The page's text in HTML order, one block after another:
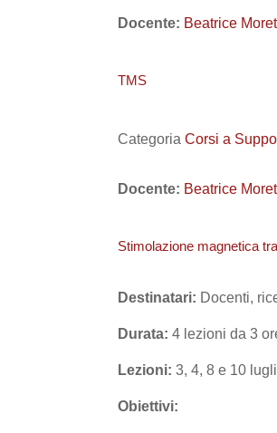
Docente: Beatrice Moret
TMS
Categoria Corsi a
Docente: Beatrice Moret
Stimolazione magnetica
Destinatari: Docenti,
Durata: 4 lezioni da 3
Lezioni: 3, 4, 8 e 10
Obiettivi: